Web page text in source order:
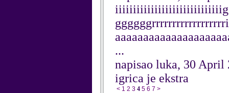
...
napisao luka, 30 April
igrica je ekstra
< 1 2 3 4 5 6 7 >